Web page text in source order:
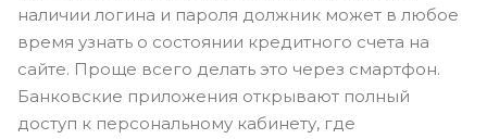
наличии логина и пароля должник может в любое
время узнать о состоянии кредитного счета на
сайте. Проще всего делать это через смартфон.
Банковские приложения открывают полный
доступ к персональному кабинету, где